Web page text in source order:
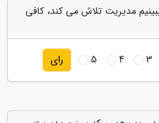
مدیریت تلاش می کند، کافی
3
4
5 رای